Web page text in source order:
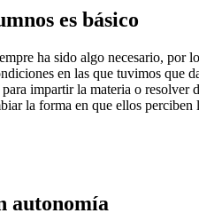
es básico
ha sido algo necesario, por
en las que tuvimos que
impartir la materia o resolver
la forma en que ellos
autonomía